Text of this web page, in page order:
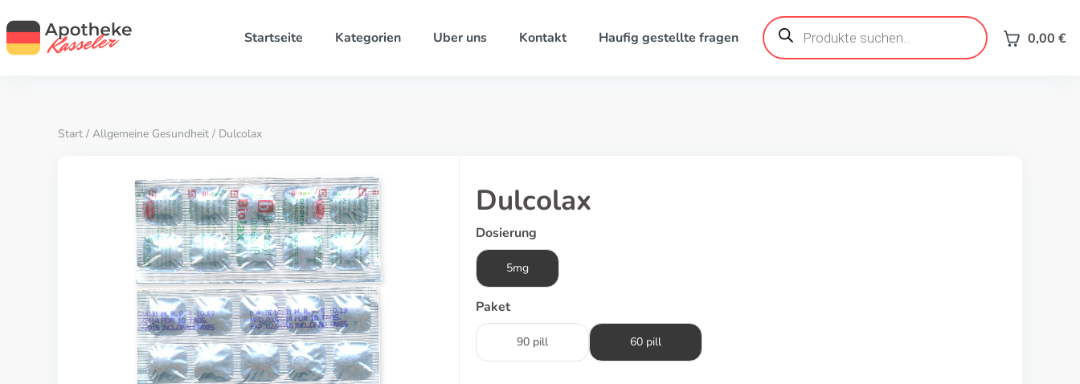
Startseite Kategorien Uber uns Kontakt Haufig gestellte fragen
Products
search 0,00 €
Start / Allgemeine Gesundheit / Dulcolax
Dulcolax
Dosierung
5mg
Paket
90 pill 60 pill